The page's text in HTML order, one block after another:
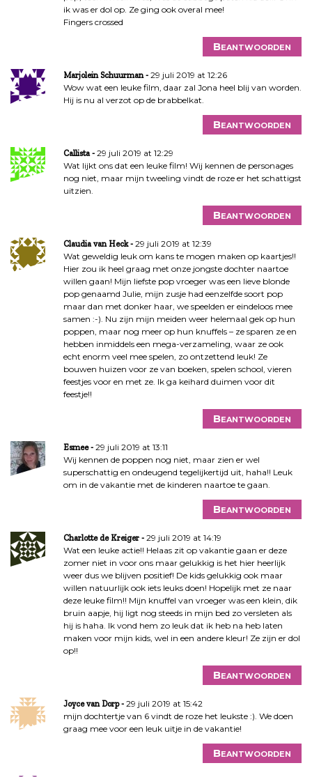
ik was er dol op. Ze ging ook overal mee!
Fingers crossed
Beantwoorden
Marjolein Schuurman
29 juli 2019 at 12:26
Wow wat een leuke film, daar zal Jona heel blij van worden.
Hij is nu al verzot op de brabbelkat.
Beantwoorden
Callista
29 juli 2019 at 12:29
Wat lijkt ons dat een leuke film! Wij kennen de personages
nog niet, maar mijn tweeling vindt de roze er het schattigst
uitzien.
Beantwoorden
Claudia van Heck
29 juli 2019 at 12:39
Wat geweldig leuk om kans te mogen maken op kaartjes!!
Hier zou ik heel graag met onze jongste dochter naartoe
willen gaan! Mijn liefste pop vroeger was een lieve blonde
pop genaamd Julie, mijn zusje had eenzelfde soort pop
maar dan met donker haar, we speelden er eindeloos mee
samen :-). Nu zijn mijn meiden weer helemaal gek op hun
poppen, maar nog meer op hun knuffels – ze sparen ze en
hebben inmiddels een mega-verzameling, waar ze ook
echt enorm veel mee spelen, zo ontzettend leuk! Ze
bouwen huizen voor ze van boeken, spelen school, vieren
feestjes voor en met ze. Ik ga keihard duimen voor dit
feestje!!
Beantwoorden
Esmee
29 juli 2019 at 13:11
Wij kennen de poppen nog niet, maar zien er wel
superschattig en ondeugend tegelijkertijd uit, haha!! Leuk
om in de vakantie met de kinderen naartoe te gaan.
Beantwoorden
Charlotte de Kreiger
29 juli 2019 at 14:19
Wat een leuke actie!! Helaas zit op vakantie gaan er deze
zomer niet in voor ons maar gelukkig is het hier heerlijk
weer dus we blijven positief! De kids gelukkig ook maar
willen natuurlijk ook iets leuks doen! Hopelijk met ze naar
deze leuke film!! Mijn knuffel van vroeger was een klein, dik
bruin aapje, hij ligt nog steeds in mijn bed zo versleten als
hij is haha. Ik vond hem zo leuk dat ik heb na heb laten
maken voor mijn kids, wel in een andere kleur! Ze zijn er dol
op!!
Beantwoorden
Joyce van Dorp
29 juli 2019 at 15:42
mijn dochtertje van 6 vindt de roze het leukste :). We doen
graag mee voor een leuk uitje in de vakantie!
Beantwoorden